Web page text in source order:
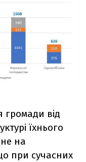
громади від
їхнього
на
при сучасних